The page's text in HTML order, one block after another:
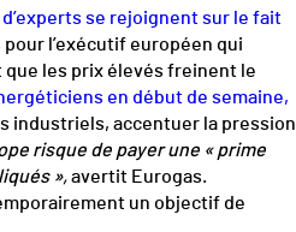
se rejoignent sur le fait
l’exécutif européen qui
que les prix élevés freinent le
en début de semaine,
industriels, accentuer la pression
risque de payer une « prime
»,avertit Eurogas.
un objectif de